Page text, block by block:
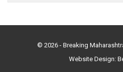
© 2026 - Breaking
Website Design: